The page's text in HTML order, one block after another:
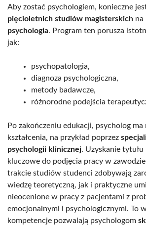
Aby zostać psychologiem, konieczne
pięcioletnich studiów magisterskich na
psychologia. Program ten porusza
jak:
psychopatologia,
diagnoza psychologiczna,
metody badawcze,
różnorodne podejścia
Po zakończeniu edukacji, psycholog
kształcenia, na przykład poprzez
psychologii klinicznej. Uzyskanie
kluczowe do podjęcia pracy w
trakcie studiów studenci zdobywają
wiedzę teoretyczną, jak i praktyczne
nieocenione w pracy z pacjentami z
emocjonalnymi i psychologicznymi. To
kompetencje pozwalają psychologom